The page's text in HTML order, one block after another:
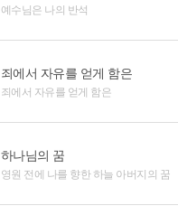
예수님은 나의 반석
죄에서 자유를 얻게 함은
죄에서 자유를 얻게 함은
하나님의 꿈
영원 전에 나를 향한 하늘 아버지의 꿈